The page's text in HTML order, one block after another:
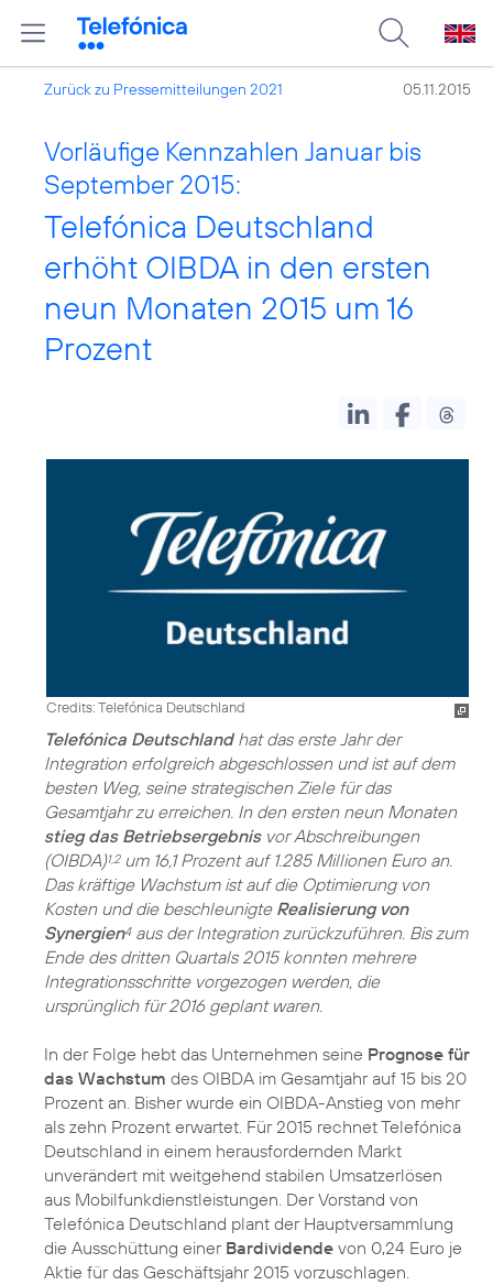
Zurück zu Pressemitteilungen 2021 05.11.2015
Vorläufige Kennzahlen Januar bis
September 2015:
Telefónica Deutschland
erhöht OIBDA in den ersten
neun Monaten 2015 um 16
Prozent
Credits: Telefónica Deutschland
Telefónica Deutschlandhat das erste Jahr der
Integration erfolgreich abgeschlossen und ist auf dem
besten Weg, seine strategischen Ziele für das
Gesamtjahr zu erreichen. In den ersten neun Monaten
stieg das Betriebsergebnisvor Abschreibungen
(OIBDA)1,2um 16,1 Prozent auf 1.285 Millionen Euro an.
Das kräftige Wachstum ist auf die Optimierung von
Kosten und die beschleunigte Realisierung von
Synergien4aus der Integration zurückzuführen. Bis zum
Ende des dritten Quartals 2015 konnten mehrere
Integrationsschritte vorgezogen werden, die
ursprünglich für 2016 geplant waren.
In der Folge hebt das Unternehmen seine Prognose für
das Wachstum des OIBDA im Gesamtjahr auf 15 bis 20
Prozent an. Bisher wurde ein OIBDA-Anstieg von mehr
als zehn Prozent erwartet. Für 2015 rechnet Telefónica
Deutschland in einem herausfordernden Markt
unverändert mit weitgehend stabilen Umsatzerlösen
aus Mobilfunkdienstleistungen. Der Vorstand von
Telefónica Deutschland plant der Hauptversammlung
die Ausschüttung einer Bardividende von 0,24 Euro je
Aktie für das Geschäftsjahr 2015 vorzuschlagen.